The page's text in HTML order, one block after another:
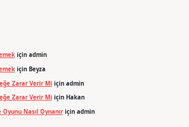
için admin
için Beyza
Zarar Verir Miiçin admin
Zarar Verir Miiçin Hakan
Nasıl Oynanıriçin admin